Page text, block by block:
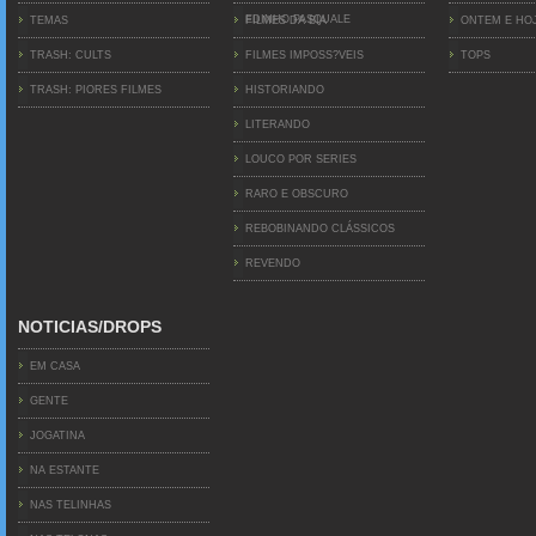
TEMAS
TRASH: CULTS
TRASH: PIORES FILMES
EDINHO PASQUALE
FILMES DA BIA
FILMES IMPOSS?VEIS
HISTORIANDO
LITERANDO
LOUCO POR SERIES
RARO E OBSCURO
REBOBINANDO CLÁSSICOS
REVENDO
ONTEM E
TOPS
NOTICIAS/DROPS
EM CASA
GENTE
JOGATINA
NA ESTANTE
NAS TELINHAS